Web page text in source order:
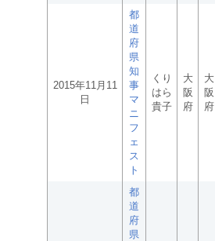
2015年11月11
日
都
道
府
県
知
事
マ
ニ
フ
ェ
ス
ト
くり
はら
貴子
大
阪
府
大
阪
府
都
道
府
県